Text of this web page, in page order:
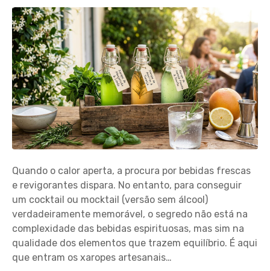
Quando o calor aperta, a procura por bebidas frescas
e revigorantes dispara. No entanto, para conseguir
um cocktail ou mocktail (versão sem álcool)
verdadeiramente memorável, o segredo não está na
complexidade das bebidas espirituosas, mas sim na
qualidade dos elementos que trazem equilíbrio. É aqui
que entram os xaropes artesanais…